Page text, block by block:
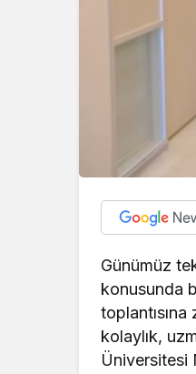
Günümüz
konusunda
kolaylık,
Üniversitesi